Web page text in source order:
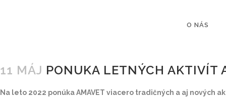
O NÁS
11 MÁJ PONUKA LETNÝCH AKTIVÍT
Na leto 2022 ponúka AMAVET viacero tradičných a aj